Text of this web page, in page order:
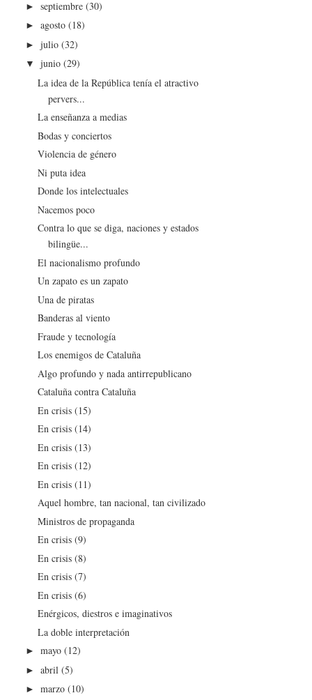
►septiembre(30)
►agosto(18)
►julio(32)
▼junio(29)
La idea de la República tenía el atractivo
pervers...
La enseñanza a medias
Bodas y conciertos
Violencia de género
Ni puta idea
Donde los intelectuales
Nacemos poco
Contra lo que se diga, naciones y estados
bilingüe...
El nacionalismo profundo
Un zapato es un zapato
Una de piratas
Banderas al viento
Fraude y tecnología
Los enemigos de Cataluña
Algo profundo y nada antirrepublicano
Cataluña contra Cataluña
En crisis (15)
En crisis (14)
En crisis (13)
En crisis (12)
En crisis (11)
Aquel hombre, tan nacional, tan civilizado
Ministros de propaganda
En crisis (9)
En crisis (8)
En crisis (7)
En crisis (6)
Enérgicos, diestros e imaginativos
La doble interpretación
►mayo(12)
►abril(5)
►marzo(10)